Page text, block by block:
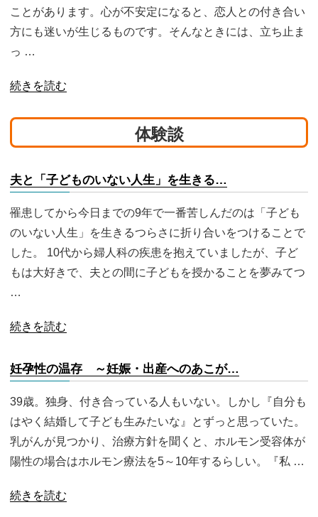
ことがあります。心が不安定になると、恋人との付き合い
方にも迷いが生じるものです。そんなときには、立ち止ま
っ …
続きを読む
体験談
​夫と「子どものいない人生」を生きる…
罹患してから今日までの9年で一番苦しんだのは「子ども
のいない人生」を生きるつらさに折り合いをつけることで
した。 10代から婦人科の疾患を抱えていましたが、子ど
もは大好きで、夫との間に子どもを授かることを夢みてつ
…
続きを読む
妊孕性の温存 ～妊娠・出産へのあこが…
39歳。独身、付き合っている人もいない。しかし『自分も
はやく結婚して子ども生みたいな』とずっと思っていた。
乳がんが見つかり、治療方針を聞くと、ホルモン受容体が
陽性の場合はホルモン療法を5～10年するらしい。『私 …
続きを読む